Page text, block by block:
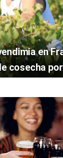
en
cosecha